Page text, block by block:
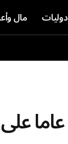
دوليات مال
فيديو.